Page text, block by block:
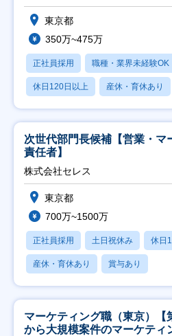
東京都
350万~475万
正社員採用 職種・業界未経験OK
休日120日以上 産休・育休あり
次世代部門長候補【営業・マ
責任者】
株式会社セレス
東京都
700万~1500万
正社員採用 土日祝休み 休日
産休・育休あり 賞与あり
マーケティング職（東京）【
から大規模案件のマーケティ